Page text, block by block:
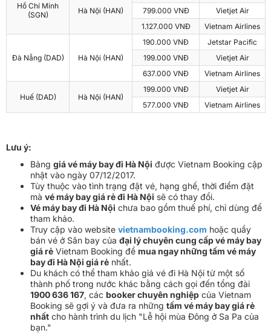
Hồ Chí Minh
(SGN)
Hà Nội (HAN)
799.000 VNĐ
Vietjet Air
1.127.000 VNĐ
Vietnam Airlines
Đà Nẵng (DAD) Hà Nội (HAN)
190.000 VNĐ
Jetstar Pacific
199.000 VNĐ
Vietjet Air
637.000 VNĐ
Vietnam Airlines
Huế (DAD) Hà Nội (HAN)
199.000 VNĐ
Vietjet Air
577.000 VNĐ
Vietnam Airlines
Lưu ý:
Bảng giá vé máy bay đi Hà Nội được Vietnam Booking cập
nhật vào ngày 07/12/2017.
Tùy thuộc vào tình trạng đặt vé, hạng ghế, thời điểm đặt
mà vé máy bay giá rẻ đi Hà Nội sẽ có thay đổi.
Vé máy bay đi Hà Nội chưa bao gồm thuế phí, chỉ dùng để
tham khảo.
Truy cập vào website vietnambooking.com hoặc quầy
bán vé ở Sân bay của đại lý chuyên cung cấp vé máy bay
giá rẻ Vietnam Booking để mua ngay những tấm vé máy
bay đi Hà Nội giá rẻ nhất.
Du khách có thể tham khảo giá vé đi Hà Nội từ một số
thành phố trong nước khác bằng cách gọi đến tổng đài
1900 636 167, các booker chuyên nghiệp của Vietnam
Booking sẽ gợi ý và đưa ra những tấm vé máy bay giá rẻ
nhất cho hành trình du lịch "Lễ hội mùa Đông ở Sa Pa của
bạn."